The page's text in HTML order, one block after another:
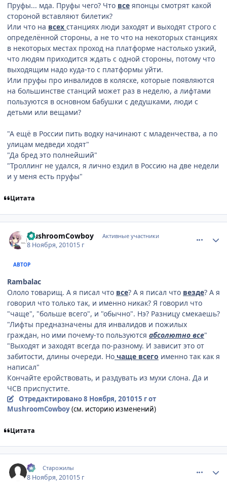
Пруфы... мда. Пруфы чего? Что все японцы смотрят какой
стороной вставляют билетик?
Или что на всех станциях люди заходят и выходят строго с
определённой стороны, а не то что на некоторых станциях
в некоторых местах проход на платформе настолько узкий,
что людям приходится ждать с одной стороны, потому что
выходящим надо куда-то с платформы уйти.
Или пруфы про инвалидов в коляске, которые появляются
на большинстве станций может раз в неделю, а лифтами
пользуются в основном бабушки с дедушками, люди с
детьми или вещами?
"А ещё в России пить водку начинают с младенчества, а по
улицам медведи ходят"
"Да бред это полнейший"
"Троллинг не удался, я лично ездил в Россию на две недели
и у меня есть пруфы"
Цитата
MushroomCowboy Активные участники
8 Ноября, 201015 г
АВТОР
Rambalac
Ололо товарищ. А я писал что все? А я писал что везде? А я
говорил что только так, и именно никак? Я говорил что
"чаще", "больше всего", и "обычно". Нэ? Разницу смекаешь?
"Лифты предназначены для инвалидов и пожилых
граждан, но ими почему-то пользуются абсолютно все"
"Выходят и заходят всегда по-разному. И зависит это от
забитости, длины очереди. Но чаще всего именно так как я
написал"
Кончайте еройствовать, и раздувать из мухи слона. Да и
ЧСВ приспустите.
Отредактировано8 Ноября, 201015 гот
MushroomCowboy(см. историю изменений)
Цитата
:-) Старожилы
8 Ноября, 201015 г